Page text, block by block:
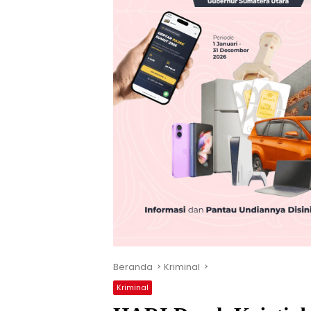
Beranda Kriminal
Kriminal